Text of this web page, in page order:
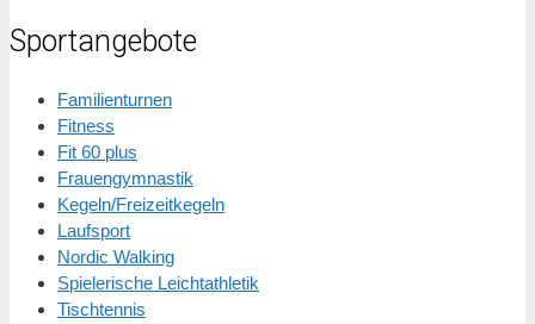
Sportangebote
Familienturnen
Fitness
Fit 60 plus
Frauengymnastik
Kegeln/Freizeitkegeln
Laufsport
Nordic Walking
Spielerische Leichtathletik
Tischtennis